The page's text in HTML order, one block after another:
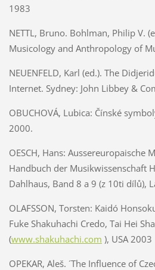
1983
NETTL, Bruno. Bohlman, Philip V.
Musicology and Anthropology of
NEUENFELD, Karl (ed.). The
Internet. Sydney: John Libbey &
OBUCHOVÁ, Lubica: Čínské
2000.
OESCH, Hans: Aussereuropaische
Handbuch der Musikwissenschaft
Dahlhaus, Band 8 a 9 (z 10ti dílů),
OLAFSSON, Torsten: Kaidó
Fuke Shakuhachi Credo, Tai Hei
(www.shakuhachi.com ), USA 2003
OPEKAR, Aleš. ´The Influence of